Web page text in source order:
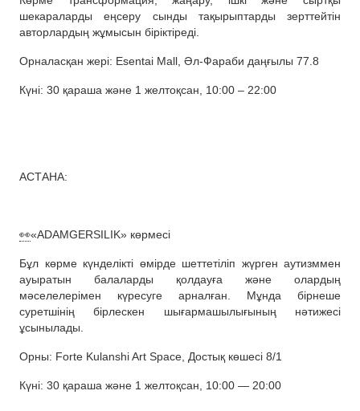
шекараларды еңсеру сынды тақырыптарды зерттейтін
авторлардың жұмысын біріктіреді.
Орналасқан жері: Esentai Mall, Әл-Фараби даңғылы 77.8
Күні: 30 қараша және 1 желтоқсан, 10:00 – 22:00
АСТАНА:
👀«ADAMGERSILIK» көрмесі
Бұл көрме күнделікті өмірде шеттетіліп жүрген аутизммен
ауыратын балаларды қолдауға және олардың
мәселелерімен күресуге арналған. Мұнда бірнеше
суретшінің бірлескен шығармашылығының нәтижесі
ұсынылады.
Орны: Forte Kulanshi Art Space, Достық көшесі 8/1
Күні: 30 қараша және 1 желтоқсан, 10:00 — 20:00